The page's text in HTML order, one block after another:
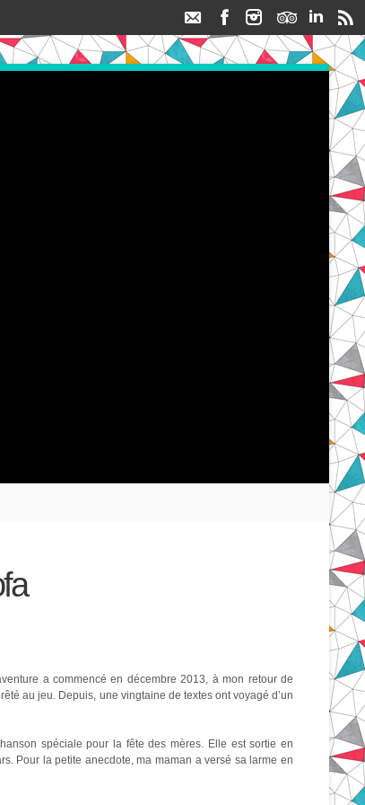
a commencé en décembre 2013, à mon retour de
au jeu. Depuis, une vingtaine de textes ont voyagé d’un
spéciale pour la fête des mères. Elle est sortie en
Pour la petite anecdote, ma maman a versé sa larme en